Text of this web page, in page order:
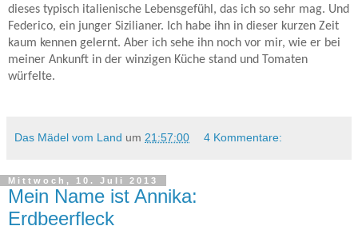
dieses typisch italienische Lebensgefühl, das ich so sehr mag. Und
Federico, ein junger Sizilianer. Ich habe ihn in dieser kurzen Zeit
kaum kennen gelernt. Aber ich sehe ihn noch vor mir, wie er bei
meiner Ankunft in der winzigen Küche stand und Tomaten
würfelte.
Das Mädel vom Land um 21:57:00 4 Kommentare:
Mittwoch, 10. Juli 2013
Mein Name ist Annika:
Erdbeerfleck